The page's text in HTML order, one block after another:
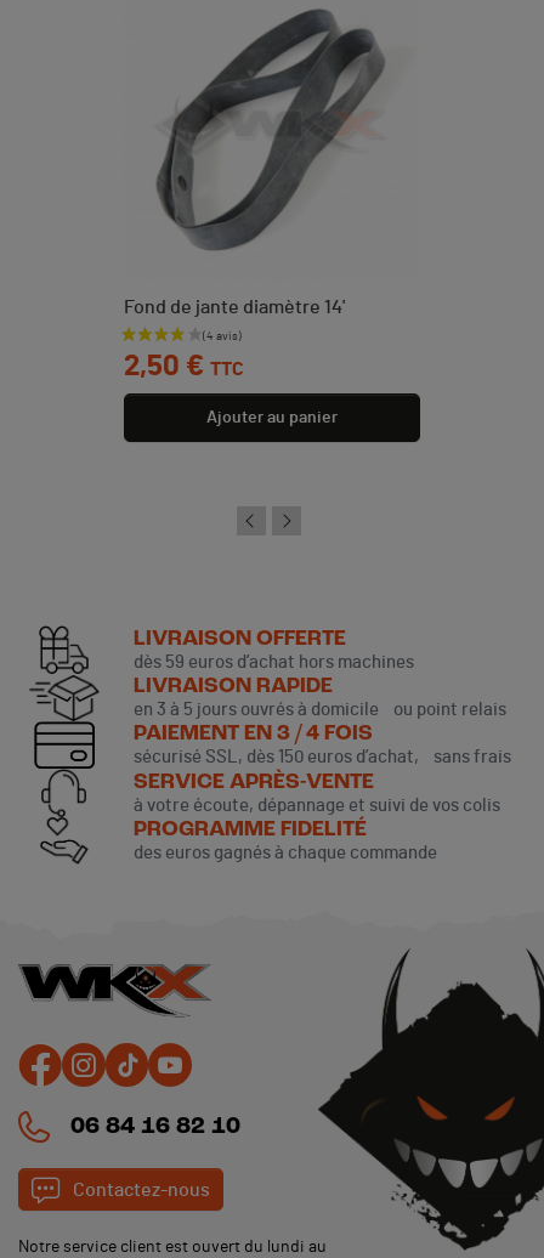
Fond de jante diamètre 14'
Prix
2,50 € TTC
Ajouter au panier
LIVRAISON OFFERTE
dès 59 euros d’achat hors machines
LIVRAISON RAPIDE
en 3 à 5 jours ouvrés à domicile ou point relais
PAIEMENT EN 3 / 4 FOIS
sécurisé SSL, dès 150 euros d’achat, sans frais
SERVICE APRÈS-VENTE
à votre écoute, dépannage et suivi de vos colis
PROGRAMME FIDELITÉ
des euros gagnés à chaque commande
06 84 16 82 10
Contactez-nous
Notre service client est ouvert du lundi au